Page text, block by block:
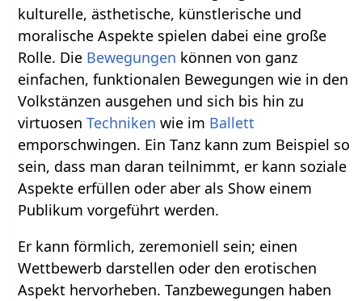
kulturelle, ästhetische, künstlerische und
moralische Aspekte spielen dabei eine große
Rolle. Die Bewegungen können von ganz
einfachen, funktionalen Bewegungen wie in den
Volkstänzen ausgehen und sich bis hin zu
virtuosenTechniken wie im Ballett
emporschwingen. Ein Tanz kann zum Beispiel so
sein, dass man daran teilnimmt, er kann soziale
Aspekte erfüllen oder aber als Show einem
Publikum vorgeführt werden.
Er kann förmlich, zeremoniell sein; einen
Wettbewerb darstellen oder den erotischen
Aspekt hervorheben. Tanzbewegungen haben